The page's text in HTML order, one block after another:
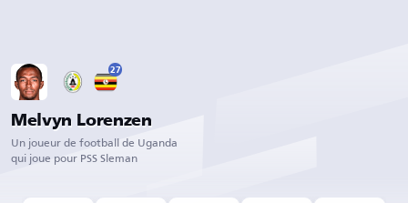
27
Melvyn Lorenzen
Un joueur de football de Uganda
qui joue pour PSS Sleman